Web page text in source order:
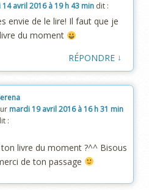
14 avril 2016 à 19 h 43 min dit :
envie de le lire! Il faut que je
du moment
RÉPONDRE ↓
mardi 19 avril 2016 à 16 h 31 min
:
livre du moment ?^^ Bisous
de ton passage